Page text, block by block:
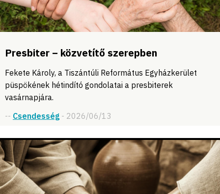
Presbiter – közvetítő szerepben
Fekete Károly, a Tiszántúli Református Egyházkerület
püspökének hétindító gondolatai a presbiterek
vasárnapjára.
-- Csendesség - 2026/06/13